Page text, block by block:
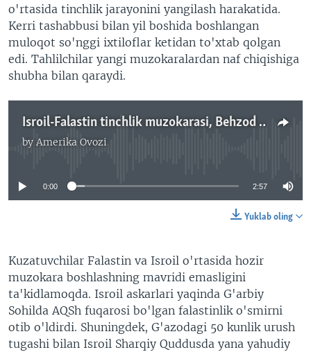
o'rtasida tinchlik jarayonini yangilash harakatida.
Kerri tashabbusi bilan yil boshida boshlangan
muloqot so'nggi ixtiloflar ketidan to'xtab qolgan
edi. Tahlilchilar yangi muzokaralardan naf chiqishiga
shubha bilan qaraydi.
Isroil-Falastin tinchlik muzokarasi, Behzod Muhammadiy
by Amerika Ovozi
No media source currently available
0:00 2:57
Yuklab oling
Kuzatuvchilar Falastin va Isroil o'rtasida hozir
muzokara boshlashning mavridi emasligini
ta'kidlamoqda. Isroil askarlari yaqinda G'arbiy
Sohilda AQSh fuqarosi bo'lgan falastinlik o'smirni
otib o'ldirdi. Shuningdek, G'azodagi 50 kunlik urush
tugashi bilan Isroil Sharqiy Quddusda yana yahudiy